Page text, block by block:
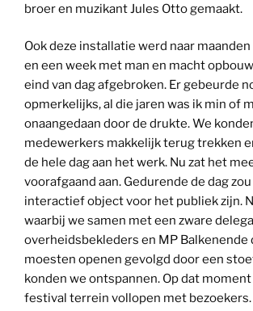
broer en muzikant Jules Otto gemaakt.
Ook deze installatie werd naar
en een week met man en macht
eind van dag afgebroken. Er gebeurde
opmerkelijks, al die jaren was ik min of
onaangedaan door de drukte. We
medewerkers makkelijk terug trekken
de hele dag aan het werk. Nu zat het
voorafgaand aan. Gedurende de dag
interactief object voor het publiek zijn.
waarbij we samen met een zware
overheidsbekleders en MP Balkenende
moesten openen gevolgd door een
konden we ontspannen. Op dat
festival terrein vollopen met bezoekers.